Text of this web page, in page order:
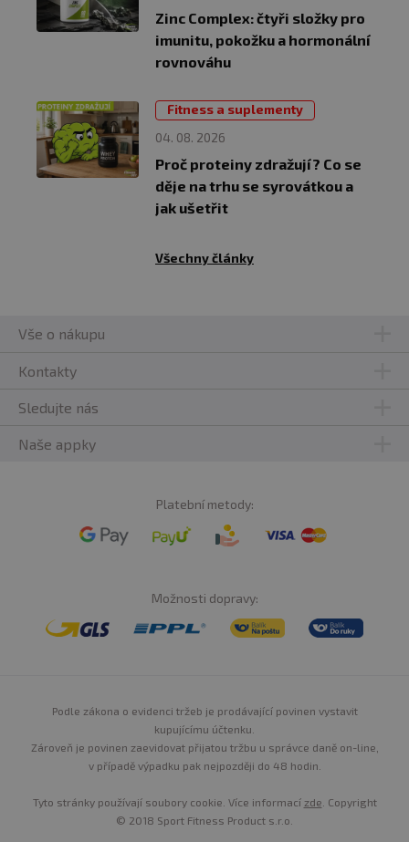
Zinc Complex: čtyři složky pro
imunitu, pokožku a hormonální
rovnováhu
04. 08. 2026
Fitness a suplementy
Proč proteiny zdražují? Co se
děje na trhu se syrovátkou a
jak ušetřit
Všechny články
Vše o nákupu
Kontakty
Sledujte nás
Naše appky
Platební metody:
Možnosti dopravy:
Podle zákona o evidenci tržeb je prodávající povinen vystavit
kupujícímu účtenku.
Zároveň je povinen zaevidovat přijatou tržbu u správce daně on-line,
v případě výpadku pak nejpozději do 48 hodin.
Tyto stránky používají soubory cookie. Více informací zde . Copyright
© 2018 Sport Fitness Product s.r.o.